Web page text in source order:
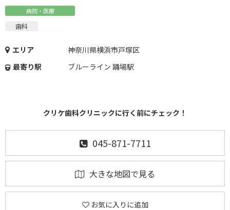
病院・医療
歯科
エリア
神奈川県横浜市戸塚区
最寄り駅
ブルーライン 踊場駅
クリケ歯科クリニックに行く前にチェック！
045-871-7711
大きな地図で見る
お気に入りに追加